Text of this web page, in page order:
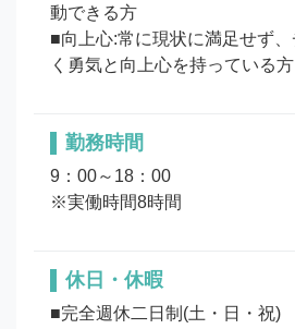
動できる方
■向上心:常に現状に満足せず
勤務時間
9：00～18：00
※実働時間8時間
休日・休暇
■完全週休二日制(土・日・祝)